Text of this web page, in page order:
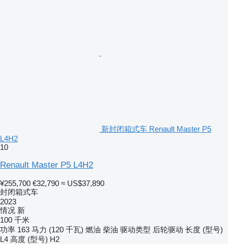
新封闭箱式车 Renault Master P5
L4H2
10
Renault Master P5 L4H2
¥255,700 €32,790 ≈ US$37,890
封闭箱式车
2023
情况 新
100 千米
功率 163 马力 (120 千瓦) 燃油 柴油 驱动类型 后轮驱动 长度 (型号)
L4 高度 (型号) H2